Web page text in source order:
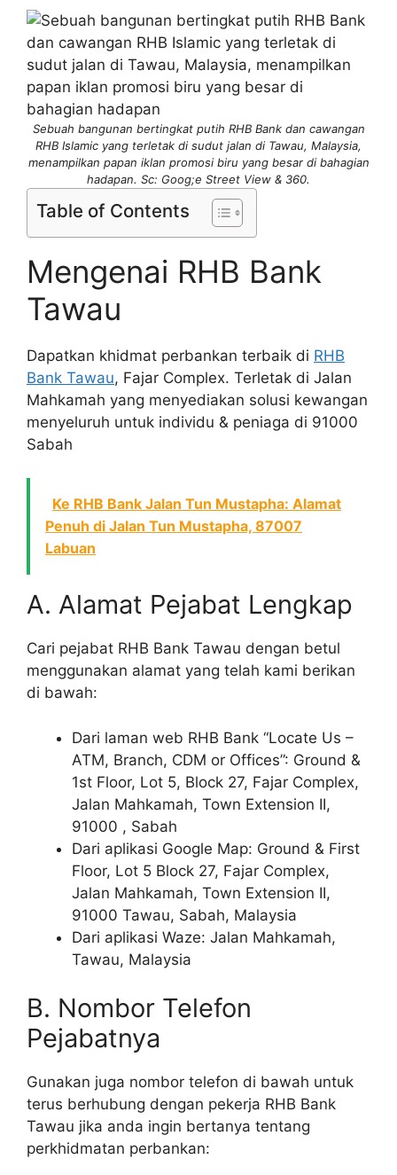
Sebuah bangunan bertingkat putih RHB Bank dan cawangan
RHB Islamic yang terletak di sudut jalan di Tawau, Malaysia,
menampilkan papan iklan promosi biru yang besar di bahagian
hadapan. Sc: Goog;e Street View & 360.
Table of Contents
Mengenai RHB Bank
Tawau
Dapatkan khidmat perbankan terbaik di RHB
Bank Tawau, Fajar Complex. Terletak di Jalan
Mahkamah yang menyediakan solusi kewangan
menyeluruh untuk individu & peniaga di 91000
Sabah
Ke RHB Bank Jalan Tun Mustapha: Alamat
Penuh di Jalan Tun Mustapha, 87007
Labuan
A. Alamat Pejabat Lengkap
Cari pejabat RHB Bank Tawau dengan betul
menggunakan alamat yang telah kami berikan
di bawah:
Dari laman web RHB Bank “Locate Us –
ATM, Branch, CDM or Offices”: Ground &
1st Floor, Lot 5, Block 27, Fajar Complex,
Jalan Mahkamah, Town Extension II,
91000 , Sabah
Dari aplikasi Google Map: Ground & First
Floor, Lot 5 Block 27, Fajar Complex,
Jalan Mahkamah, Town Extension II,
91000 Tawau, Sabah, Malaysia
Dari aplikasi Waze: Jalan Mahkamah,
Tawau, Malaysia
B. Nombor Telefon
Pejabatnya
Gunakan juga nombor telefon di bawah untuk
terus berhubung dengan pekerja RHB Bank
Tawau jika anda ingin bertanya tentang
perkhidmatan perbankan: